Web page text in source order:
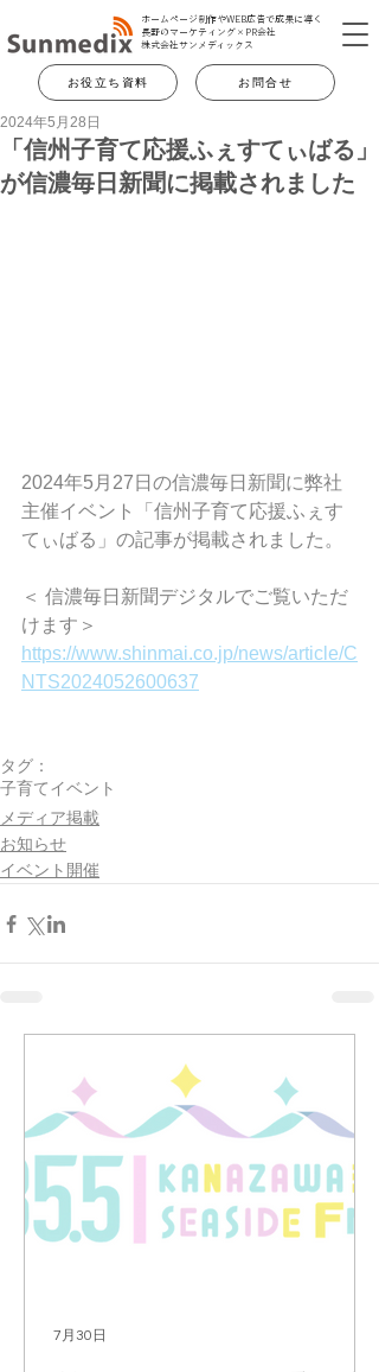
ホームページ制作やWEB広告で成果に導く
長野のマーケティング×PR会社
​株式会社サンメディックス
お役立ち資料 お問合せ
「信州子育て応援ふぇすてぃばる」
が信濃毎日新聞に掲載されました
2024年5月28日
2024年5月27日の信濃毎日新聞に弊社
主催イベント「 信州子育て応援ふぇす
てぃばる 」の記事が掲載されました。
＜ 信濃毎日新聞デジタルでご覧いただ
けます＞
https://www.shinmai.co.jp/news/article/C
NTS2024052600637
タグ：
子育てイベント
メディア掲載
お知らせ
イベント開催
7月30日